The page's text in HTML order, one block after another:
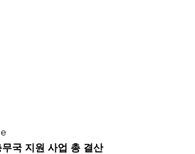
국 지원 사업 총 결산